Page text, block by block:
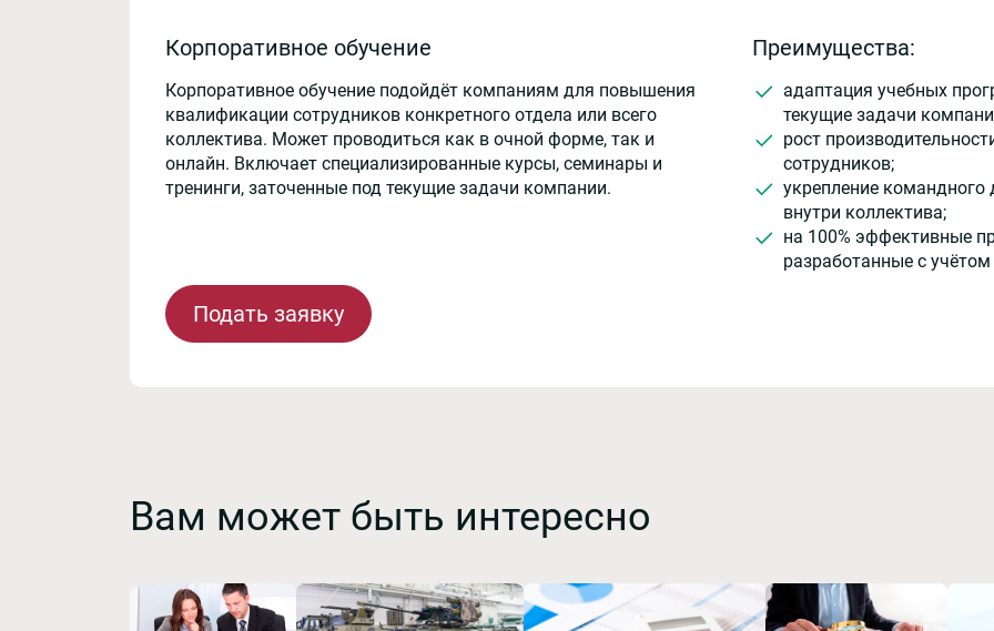
Корпоративное обучение
Корпоративное обучение подойдёт компаниям для повышения
квалификации сотрудников конкретного отдела или всего
коллектива. Может проводиться как в очной форме, так и
онлайн. Включает специализированные курсы, семинары и
тренинги, заточенные под текущие задачи компании.
Подать заявку
Преимущества:
адаптация учебных
текущие задачи
рост
сотрудников;
укрепление командного
внутри коллектива;
на 100% эффективные
разработанные с
Вам может быть интересно